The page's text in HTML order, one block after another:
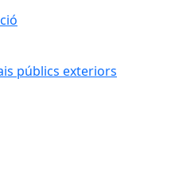
públics exteriors